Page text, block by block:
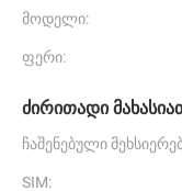
მოდელი:
ფერი:
ძირითადი
ჩაშენებული
SIM: